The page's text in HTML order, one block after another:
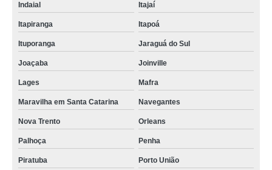
Indaial Itajaí
Itapiranga Itapoá
Ituporanga Jaraguá do Sul
Joaçaba Joinville
Lages Mafra
Maravilha em Santa Catarina Navegantes
Nova Trento Orleans
Palhoça Penha
Piratuba Porto União